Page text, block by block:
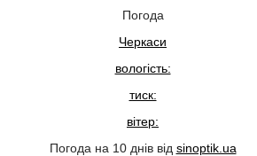
Погода
Черкаси
вологість:
тиск:
вітер:
Погода на 10 днів від sinoptik.ua